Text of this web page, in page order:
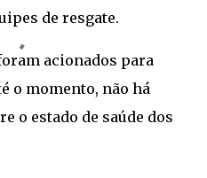
de resgate.
acionados para
o momento, não há
o estado de saúde dos